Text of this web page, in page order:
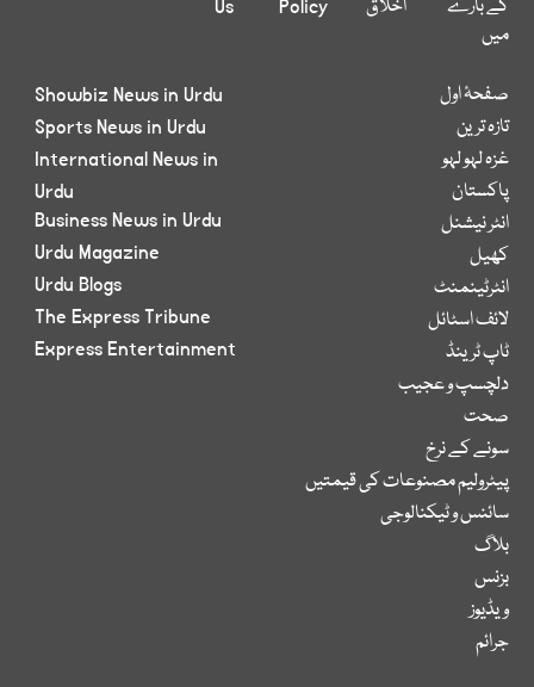
کے بارے
میں
اخلاق Policy
Us
صفحۂ اول
تازہ ترین
غزہ لہو لہو
پاکستان
انٹر نیشنل
کھیل
انٹرٹینمنٹ
لائف اسٹائل
ٹاپ ٹرینڈ
دلچسپ و عجیب
صحت
سونے کے نرخ
پیٹرولیم مصنوعات کی قیمتیں
سائنس و ٹیکنالوجی
بلاگ
بزنس
ویڈیوز
جرائم
Showbiz News in Urdu
Sports News in Urdu
International News in
Urdu
Business News in Urdu
Urdu Magazine
Urdu Blogs
The Express Tribune
Express Entertainment